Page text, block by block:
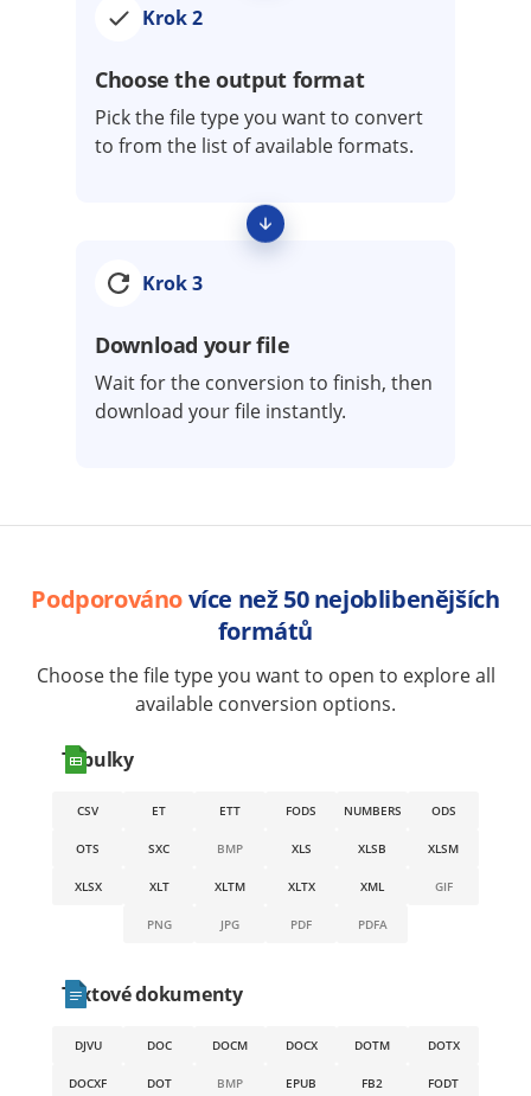
Krok 2
Choose the output format
Pick the file type you want to convert
to from the list of available formats.
Krok 3
Download your file
Wait for the conversion to finish, then
download your file instantly.
Podporovánovíce než 50 nejoblibenějších
formátů
Choose the file type you want to open to explore all
available conversion options.
Tabulky
CSV ET ETT FODS NUMBERS ODS
OTS SXC BMP XLS XLSB XLSM
XLSX XLT XLTM XLTX XML GIF
PNG JPG PDF PDFA
Textové dokumenty
DJVU DOC DOCM DOCX DOTM DOTX
DOCXF DOT BMP EPUB FB2 FODT